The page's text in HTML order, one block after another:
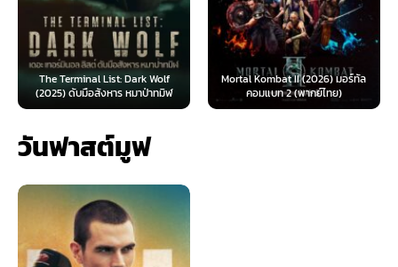
The Terminal List: Dark Wolf
(2025) ดับมือสังหาร หมาป่าทมิฬ
Mortal Kombat II (2026) มอร์ทัล
คอมแบท 2 (พากย์ไทย)
วันฟาสต์มูฟ